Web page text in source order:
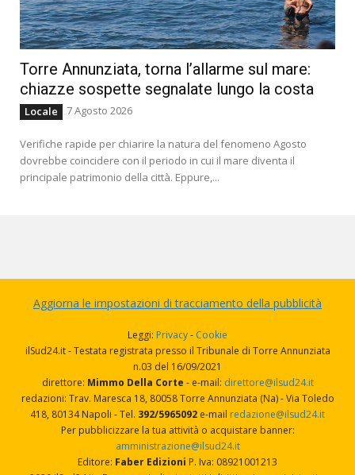
Torre Annunziata, torna l’allarme sul mare:
chiazze sospette segnalate lungo la costa
Locale 7 Agosto 2026
Verifiche rapide per chiarire la natura del fenomeno Agosto
dovrebbe coincidere con il periodo in cui il mare diventa il
principale patrimonio della città. Eppure,...
Aggiorna le impostazioni di tracciamento della pubblicità
Leggi: Privacy- Cookie
ilSud24.it - Testata registrata presso il Tribunale di Torre Annunziata
n.03 del 16/09/2021
direttore: Mimmo Della Corte - e-mail: direttore@ilsud24.it
redazioni: Trav. Maresca 18, 80058 Torre Annunziata (Na) - Via Toledo
418, 80134 Napoli - Tel. 392/5965092 e-mail redazione@ilsud24.it
Per pubblicizzare la tua attività o acquistare banner:
amministrazione@ilsud24.it
Editore: Faber Edizioni P. Iva: 08921001213